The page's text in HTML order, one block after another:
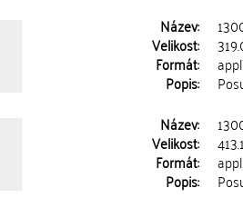
Název:
Velikost:
Formát:
Popis:
Název:
Velikost:
Formát:
Popis: